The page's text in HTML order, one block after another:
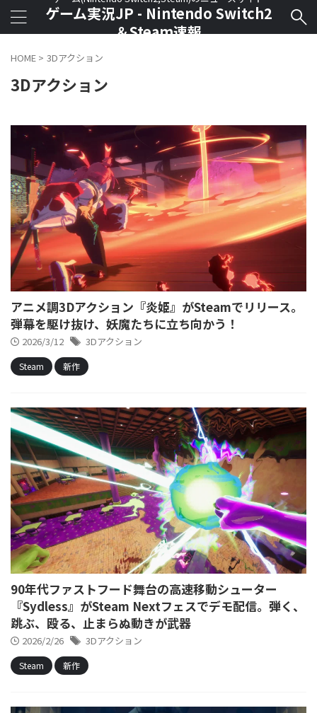
ゲーム実況JP - Nintendo Switch2
＆Steam速報
HOME > 3Dアクション
3Dアクション
アニメ調3Dアクション『炎姫』がSteamでリリース。
弾幕を駆け抜け、妖魔たちに立ち向かう！
2026/3/12 3Dアクション
Steam 新作
90年代ファストフード舞台の高速移動シューター
『Sydless』がSteam Nextフェスでデモ配信。弾く、
跳ぶ、殴る、止まらぬ動きが武器
2026/2/26 3Dアクション
Steam 新作